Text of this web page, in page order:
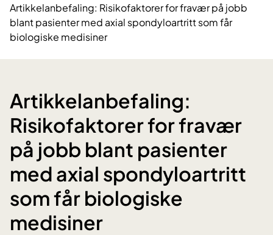
Artikkelanbefaling: Risikofaktorer for fravær på jobb
blant pasienter med axial spondyloartritt som får
biologiske medisiner
Artikkelanbefaling:
Risikofaktorer for fravær
på jobb blant pasienter
med axial spondyloartritt
som får biologiske
medisiner